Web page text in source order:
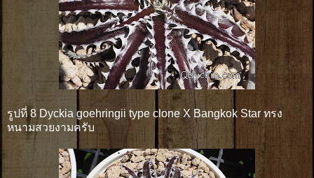
รูปที่ 8 Dyckia goehringii type clone X Bangkok Star ทรง
หนามสวยงามครับ